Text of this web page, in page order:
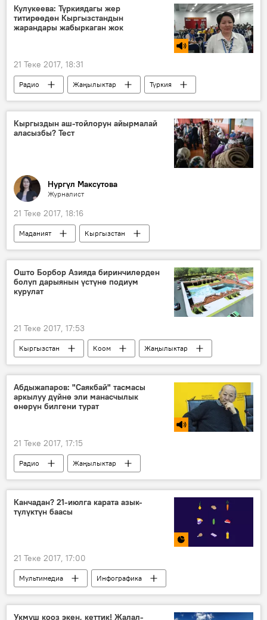
президент
Кыргызстандагы президенттик шайлоо - 2017
Кулукеева: Түркиядагы жер
титирөөдөн Кыргызстандын
жарандары жабыркаган жок
21 Теке 2017, 18:31
Радио Жаңылыктар
Түркия
Айымкан Кулукеева
ТИМ
жер титирөө
Кыргыздын аш-тойлорун айырмалай
аласызбы? Тест
Нургүл Максутова
Журналист
21 Теке 2017, 18:16
Маданият
Кыргызстан
Викториналар
Коом
Жаңылыктар
кыргыз тили
каада-салт
той
тест
Ошто Борбор Азияда биринчилерден
болуп дарыянын үстүнө подиум
курулат
21 Теке 2017, 17:53
Кыргызстан Коом
Жаңылыктар
Ош
курулуш
Абдыжапаров: "Саякбай" тасмасы
аркылуу дүйнө эли манасчылык
өнөрүн билгени турат
21 Теке 2017, 17:15
Радио
Жаңылыктар
Эрнест Абдыжапаров
"Саякбай" тасмасы
аскердик чакыруу
Канчадан? 21-июлга карата азык-
түлүктүн баасы
21 Теке 2017, 17:00
Мультимедиа
Инфографика
Канчадан?
Коом
Бишкек
Талас
базар
дүкөн
Укмуш кооз экен, кеттик! Жалал-